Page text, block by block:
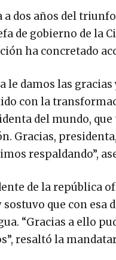
dos años del
de gobierno de la
ha concretado
le damos las
con la
del mundo,
Gracias,
respaldando”,
de la república
sostuvo que con
“Gracias a ello
resaltó la